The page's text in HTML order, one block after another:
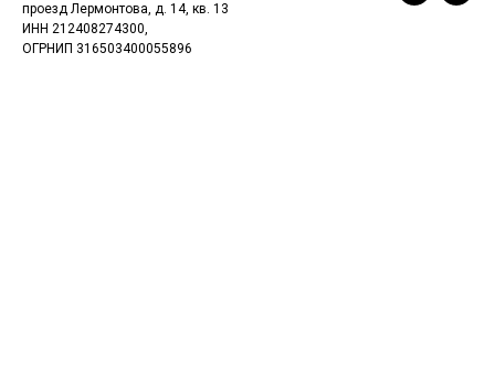
проезд Лермонтова, д. 14, кв. 13
ИНН 212408274300,
ОГРНИП 316503400055896